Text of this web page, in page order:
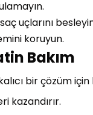
uçlarını
koruyun.
Bakım
bir çözüm için
kazandırır.